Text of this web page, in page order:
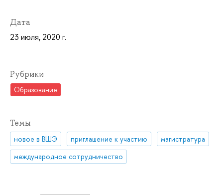
Дата
23 июля, 2020 г.
Рубрики
Образование
Темы
новое в ВШЭ приглашение к участию
магистратура
международное сотрудничество